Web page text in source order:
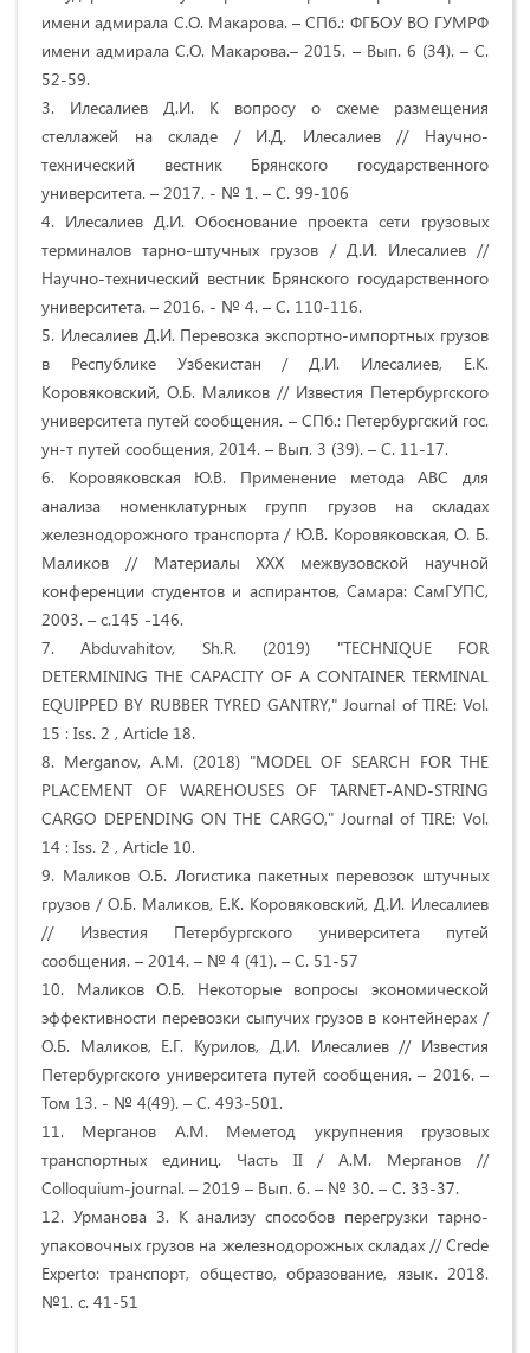
имени адмирала С.О. Макарова. – СПб.: ФГБОУ ВО ГУМРФ
имени адмирала С.О. Макарова.– 2015. – Вып. 6 (34). – С.
52-59.
3. Илесалиев Д.И. К вопросу о схеме размещения
стеллажей на складе / И.Д. Илесалиев // Научно-
технический вестник Брянского государственного
университета. – 2017. - № 1. – С. 99-106
4. Илесалиев Д.И. Обоснование проекта сети грузовых
терминалов тарно-штучных грузов / Д.И. Илесалиев //
Научно-технический вестник Брянского государственного
университета. – 2016. - № 4. – С. 110-116.
5. Илесалиев Д.И. Перевозка экспортно-импортных грузов
в Республике Узбекистан / Д.И. Илесалиев, Е.К.
Коровяковский, О.Б. Маликов // Известия Петербургского
университета путей сообщения. – СПб.: Петербургский гос.
ун-т путей сообщения, 2014. – Вып. 3 (39). – С. 11-17.
6. Коровяковская Ю.В. Применение метода АВС для
анализа номенклатурных групп грузов на складах
железнодорожного транспорта / Ю.В. Коровяковская, О. Б.
Маликов // Материалы XXX межвузовской научной
конференции студентов и аспирантов, Самара: СамГУПС,
2003. – с.145 -146.
7. Abduvahitov, Sh.R. (2019) "TECHNIQUE FOR
DETERMINING THE CAPACITY OF A CONTAINER TERMINAL
EQUIPPED BY RUBBER TYRED GANTRY," Journal of TIRE: Vol.
15 : Iss. 2 , Article 18.
8. Merganov, A.M. (2018) "MODEL OF SEARCH FOR THE
PLACEMENT OF WAREHOUSES OF TARNET-AND-STRING
CARGO DEPENDING ON THE CARGO," Journal of TIRE: Vol.
14 : Iss. 2 , Article 10.
9. Маликов О.Б. Логистика пакетных перевозок штучных
грузов / О.Б. Маликов, Е.К. Коровяковский, Д.И. Илесалиев
// Известия Петербургского университета путей
сообщения. – 2014. – № 4 (41). – С. 51-57
10. Маликов О.Б. Некоторые вопросы экономической
эффективности перевозки сыпучих грузов в контейнерах /
О.Б. Маликов, Е.Г. Курилов, Д.И. Илесалиев // Известия
Петербургского университета путей сообщения. – 2016. –
Том 13. - № 4(49). – С. 493-501.
11. Мерганов А.М. Меметод укрупнения грузовых
транспортных единиц. Часть II / А.М. Мерганов //
Сolloquium-journal. – 2019 – Вып. 6. – № 30. – С. 33-37.
12. Урманова З. К анализу способов перегрузки тарно-
упаковочных грузов на железнодорожных складах // Crede
Experto: транспорт, общество, образование, язык. 2018.
№1. с. 41-51